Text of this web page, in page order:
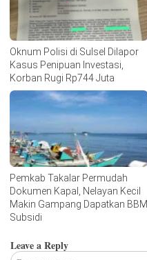
Oknum Polisi di Sulsel Dilapor
Kasus Penipuan Investasi,
Korban Rugi Rp744 Juta
Pemkab Takalar Permudah
Dokumen Kapal, Nelayan Kecil
Makin Gampang Dapatkan BBM
Subsidi
Leave a Reply